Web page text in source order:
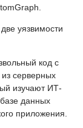
уязвимости
код с
серверных
изучают ИТ-
данных
приложения.